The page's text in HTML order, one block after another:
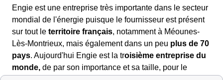
Engie est une entreprise très importante dans le secteur
mondial de l'énergie puisque le fournisseur est présent
sur tout le territoire français, notamment à Méounes-
Lès-Montrieux, mais également dans un peu plus de 70
pays. Aujourd'hui Engie est la troisième entreprise du
monde, de par son importance et sa taille, pour le